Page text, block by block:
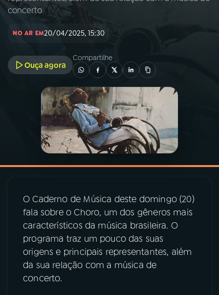
01INÍCIO
02A RÁDIO
PROGRAMAÇÃO
PROGRAMAS
VIDEOCASTS
07ÚLTIMAS
08PRÊMIO RÁDIO MEC
concerto
NO AR EM20/04/2025, 15:30
Ouça agora
Compartilhe
O Caderno de Música deste domingo (20)
fala sobre o Choro, um dos gêneros mais
característicos da música brasileira. O
programa traz um pouco das suas
origens e principais representantes, além
da sua relação com a música de
concerto.